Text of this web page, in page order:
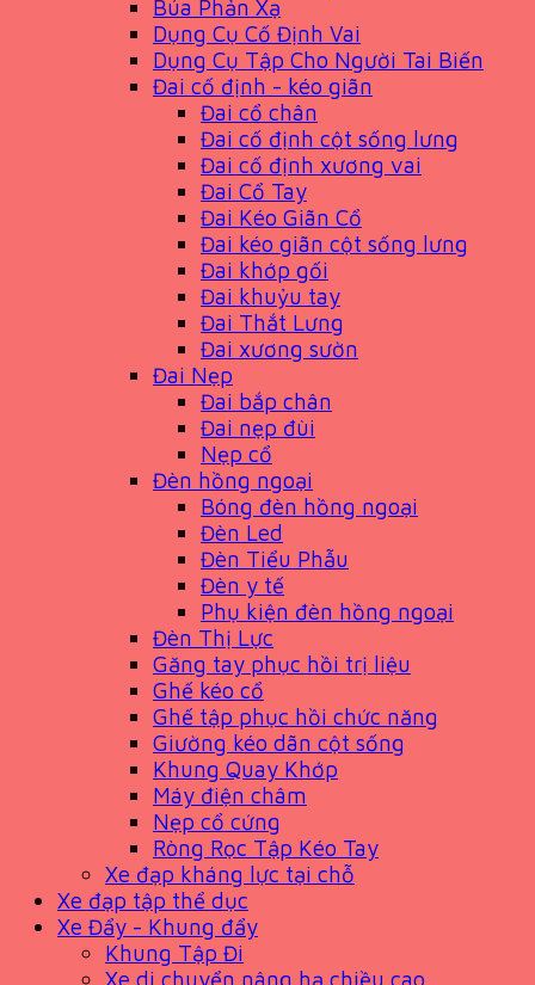
Búa Phản Xạ
Dụng Cụ Cố Định Vai
Dụng Cụ Tập Cho Người Tai Biến
Đai cố định - kéo giãn
Đai cổ chân
Đai cố định cột sống lưng
Đai cố định xương vai
Đai Cổ Tay
Đai Kéo Giãn Cổ
Đai kéo giãn cột sống lưng
Đai khớp gối
Đai khuỷu tay
Đai Thắt Lưng
Đai xương sườn
Đai Nẹp
Đai bắp chân
Đai nẹp đùi
Nẹp cổ
Đèn hồng ngoại
Bóng đèn hồng ngoại
Đèn Led
Đèn Tiểu Phẫu
Đèn y tế
Phụ kiện đèn hồng ngoại
Đèn Thị Lực
Găng tay phục hồi trị liệu
Ghế kéo cổ
Ghế tập phục hồi chức năng
Giường kéo dãn cột sống
Khung Quay Khớp
Máy điện châm
Nẹp cổ cứng
Ròng Rọc Tập Kéo Tay
Xe đạp kháng lực tại chỗ
Xe đạp tập thể dục
Xe Đẩy - Khung đẩy
Khung Tập Đi
Xe di chuyển nâng hạ chiều cao